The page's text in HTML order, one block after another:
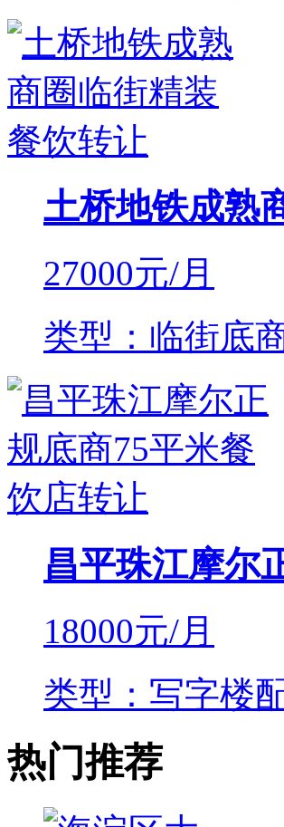
土桥地铁成熟
27000元/月
类型：临街底
昌平珠江摩尔
18000元/月
类型：写字楼
热门推荐